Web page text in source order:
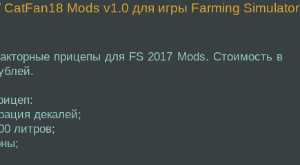
Mods v1.0 для игры Farming Simulator
прицепы для FS 2017 Mods. Стоимость в
декалей;
литров;